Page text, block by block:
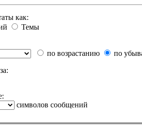
как:
Темы
по возрастанию
по
символов сообщений